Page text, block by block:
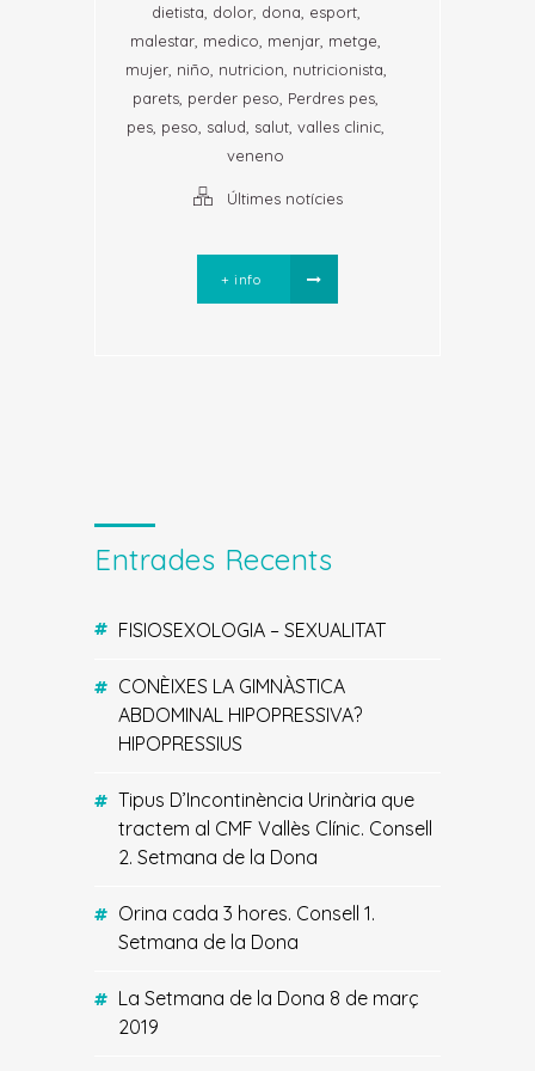
dietista, dolor, dona, esport,
malestar, medico, menjar, metge,
mujer, niño, nutricion, nutricionista,
parets, perder peso, Perdres pes,
pes, peso, salud, salut, valles clinic,
veneno
Últimes notícies
+ info
Entrades Recents
FISIOSEXOLOGIA – SEXUALITAT
CONÈIXES LA GIMNÀSTICA
ABDOMINAL HIPOPRESSIVA?
HIPOPRESSIUS
Tipus D’Incontinència Urinària que
tractem al CMF Vallès Clínic. Consell
2. Setmana de la Dona
Orina cada 3 hores. Consell 1.
Setmana de la Dona
La Setmana de la Dona 8 de març
2019